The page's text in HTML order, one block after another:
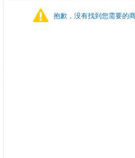
抱歉，没有找到您需要的